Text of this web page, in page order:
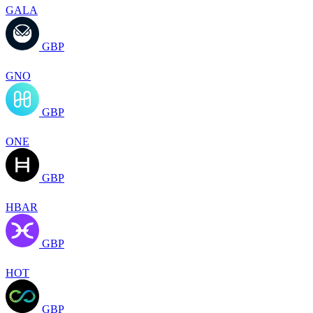
GALA
GBP
GNO
GBP
ONE
GBP
HBAR
GBP
HOT
GBP